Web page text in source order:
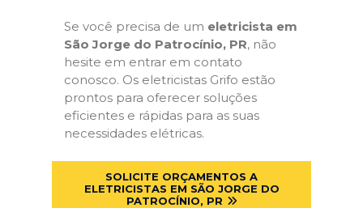
Se você precisa de um eletricista em
São Jorge do Patrocínio, PR, não
hesite em entrar em contato
conosco. Os eletricistas Grifo estão
prontos para oferecer soluções
eficientes e rápidas para as suas
necessidades elétricas.
SOLICITE ORÇAMENTOS A
ELETRICISTAS EM SÃO JORGE DO
PATROCÍNIO, PR